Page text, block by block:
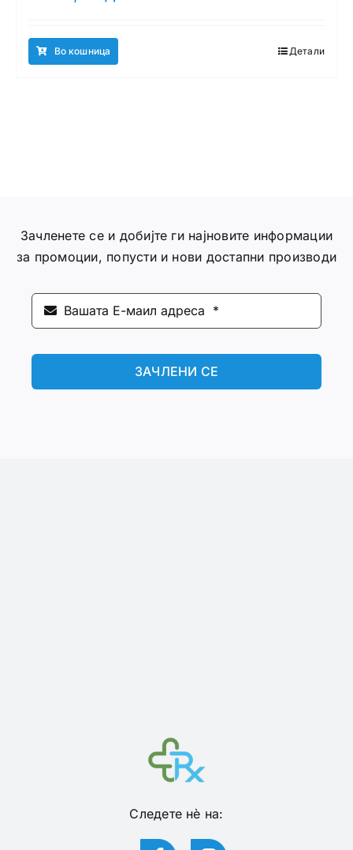
Во кошница Детали
Зачленете се и добијте ги најновите информации
за промоции, попусти и нови достапни производи
ЗАЧЛЕНИ СЕ
Следете нѐ на: